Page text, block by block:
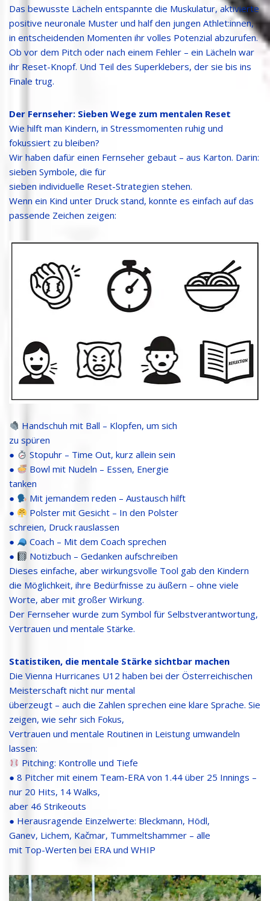
Das bewusste Lächeln entspannte die Muskulatur, aktivierte
positive neuronale Muster und half den jungen Athlet:innen,
in entscheidenden Momenten ihr volles Potenzial abzurufen.
Ob vor dem Pitch oder nach einem Fehler – ein Lächeln war
ihr Reset-Knopf. Und Teil des Superklebers, der sie bis ins
Finale trug.
Der Fernseher: Sieben Wege zum mentalen Reset
Wie hilft man Kindern, in Stressmomenten ruhig und
fokussiert zu bleiben?
Wir haben dafür einen Fernseher gebaut – aus Karton. Darin:
sieben Symbole, die für
sieben individuelle Reset-Strategien stehen.
Wenn ein Kind unter Druck stand, konnte es einfach auf das
passende Zeichen zeigen:
Handschuh mit Ball – Klopfen, um sich
zu spüren
●
Stopuhr – Time Out, kurz allein sein
●
Bowl mit Nudeln – Essen, Energie
tanken
●
Mit jemandem reden – Austausch hilft
●
Polster mit Gesicht – In den Polster
schreien, Druck rauslassen
●
Coach – Mit dem Coach sprechen
●
Notizbuch – Gedanken aufschreiben
Dieses einfache, aber wirkungsvolle Tool gab den Kindern
die Möglichkeit, ihre Bedürfnisse zu äußern – ohne viele
Worte, aber mit großer Wirkung.
Der Fernseher wurde zum Symbol für Selbstverantwortung,
Vertrauen und mentale Stärke.
Statistiken, die mentale Stärke sichtbar machen
Die Vienna Hurricanes U12 haben bei der Österreichischen
Meisterschaft nicht nur mental
überzeugt – auch die Zahlen sprechen eine klare Sprache. Sie
zeigen, wie sehr sich Fokus,
Vertrauen und mentale Routinen in Leistung umwandeln
lassen:
Pitching: Kontrolle und Tiefe
● 8 Pitcher mit einem Team-ERA von 1.44 über 25 Innings –
nur 20 Hits, 14 Walks,
aber 46 Strikeouts
● Herausragende Einzelwerte: Bleckmann, Hödl,
Ganev, Lichem, Kačmar, Tummeltshammer – alle
mit Top-Werten bei ERA und WHIP